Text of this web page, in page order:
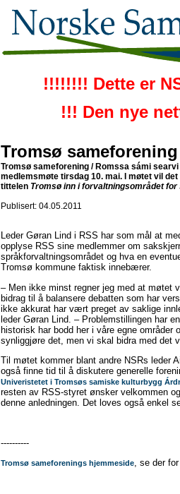
!!!!!!!! Dette er
!!! Den nye
Tromsø
Tromsø sameforening / Romssa sámi
medlemsmøte tirsdag 10. mai. I møtet vil
tittelen Tromsø inn i forvaltningsområdet
Publisert: 04.05.2011
Leder Gøran Lind i RSS har som mål at
opplyse RSS sine medlemmer om
språkforvaltningsområdet og hva en
Tromsø kommune faktisk innebærer.
– Men ikke minst regner jeg med at møtet
bidrag til å balansere debatten som har
ikke akkurat har vært preget av saklige
leder Gøran Lind. – Problemstillingen har
historisk har bodd her i våre egne
synliggjøre det, men vi skal bidra med det
Til møtet kommer blant andre NSRs leder
også finne tid til å diskutere generelle
Univeristetet i Tromsøs samiske kulturbygg
resten av RSS-styret ønsker velkommen
denne anledningen. Det loves også enkel
----------
Tromsø sameforenings hjemmeside , se der